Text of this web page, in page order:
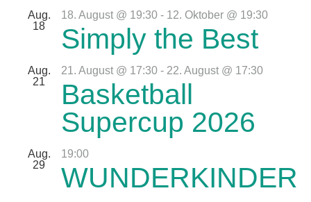
Aug.
18
18. August @ 19:30 - 12. Oktober @ 19:30
Simply the Best
Aug.
21
21. August @ 17:30 - 22. August @ 17:30
Basketball
Supercup 2026
Aug.
29
19:00
WUNDERKINDER